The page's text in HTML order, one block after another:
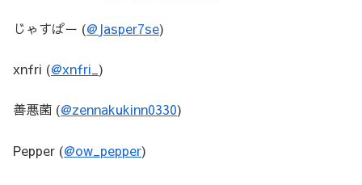
じゃすぱー (@Jasper7se)
xnfri (@xnfri_ )
善悪菌 (@zennakukinn0330)
Pepper (@ow_pepper)